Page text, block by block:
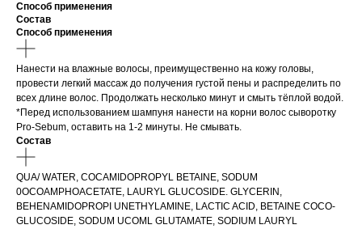
Способ применения
Состав
Способ применения
Нанести на влажные волосы, преимущественно на кожу головы,
провести легкий массаж до получения густой пены и распределить по
всех длине волос. Продолжать несколько минут и смыть тёплой водой.
*Перед использованием шампуня нанести на корни волос сыворотку
Pro-Sebum, оставить на 1-2 минуты. Не смывать.
Состав
QUA/ WATER, COCAMIDOPROPYL BETAINE, SODUM
0OCOAMPHOACETATE, LAURYL GLUCOSIDE. GLYCERIN,
BEHENAMIDOPROPI UNETHYLAMINE, LACTIC ACID, BETAINE COCO-
GLUCOSIDE, SODUM UCOML GLUTAMATE, SODIUM LAURYL